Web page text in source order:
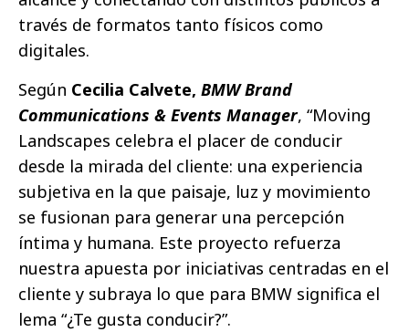
través de formatos tanto físicos como
digitales.
Según Cecilia Calvete, BMW Brand
Communications & Events Manager, “Moving
Landscapes celebra el placer de conducir
desde la mirada del cliente: una experiencia
subjetiva en la que paisaje, luz y movimiento
se fusionan para generar una percepción
íntima y humana. Este proyecto refuerza
nuestra apuesta por iniciativas centradas en el
cliente y subraya lo que para BMW significa el
lema “¿Te gusta conducir?”.